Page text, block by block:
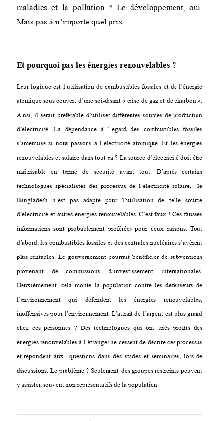
maladies et la pollution ? Le développement, oui.
Mais pas à n’importe quel prix.
Et pourquoi pas les énergies renouvelables ?
Leur logique est l’utilisation de combustibles fossiles et de l’énergie
atomique sous couvert d’une soi-disant « crise de gaz et de charbon ».
Ainsi, il serait préférable d’utiliser différentes sources de production
d’électricité. La dépendance à l’égard des combustibles fossiles
s’amenuise si nous passons à l’électricité atomique. Et les énergies
renouvelables et solaire dans tout ça ? La source d’électricité doit être
maîtrisable en terme de sécurité avant tout. D’après certains
technologues spécialistes des processus de l’électricité solaire, le
Bangladesh n’est pas adapté pour l’utilisation de telle source
d’électricité et autres énergies renouvelables. C’est faux ! Ces fausses
informations sont probablement proférées pour deux raisons. Tout
d’abord, les combustibles fossiles et des centrales nucléaires s’avèrent
plus rentables. Le gouvernement pourrait bénéficier de subventions
provenant de commissions d’investissement internationales.
Deuxièmement, cela monte la population contre les défenseurs de
l’environnement qui défendent les énergies renouvelables,
inoffensives pour l’environnement. L’attrait de l’argent est plus grand
chez ces personnes ? Des technologues qui ont tirés profits des
énergies renouvelables à l’étranger ne cessent de décrire ces processus
et répondent aux questions dans des stades et séminaires, lors de
discussions. Le problème ? Seulement des groupes restreints peuvent
y assister, souvent non représentatifs de la population.